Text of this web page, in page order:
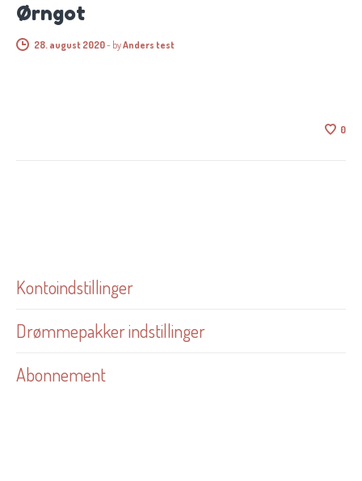
Ørngot
28. august 2020- byAnders test
0
Kontoindstillinger
Drømmepakker indstillinger
Abonnement